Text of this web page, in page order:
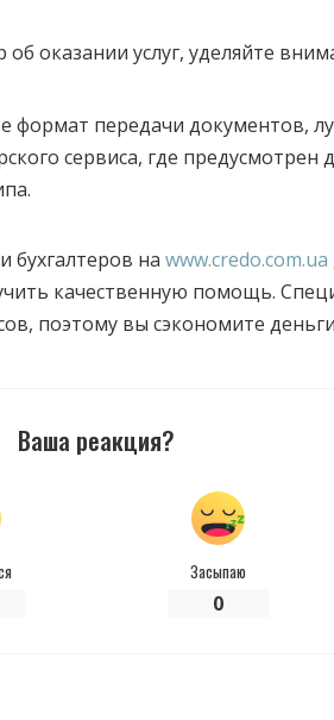
об оказании услуг, уделяйте
формат передачи документов,
сервиса, где
бухгалтеров на www.credo.com.ua
качественную помощь.
поэтому вы сэкономите
Ваша реакция?
Засыпаю
0